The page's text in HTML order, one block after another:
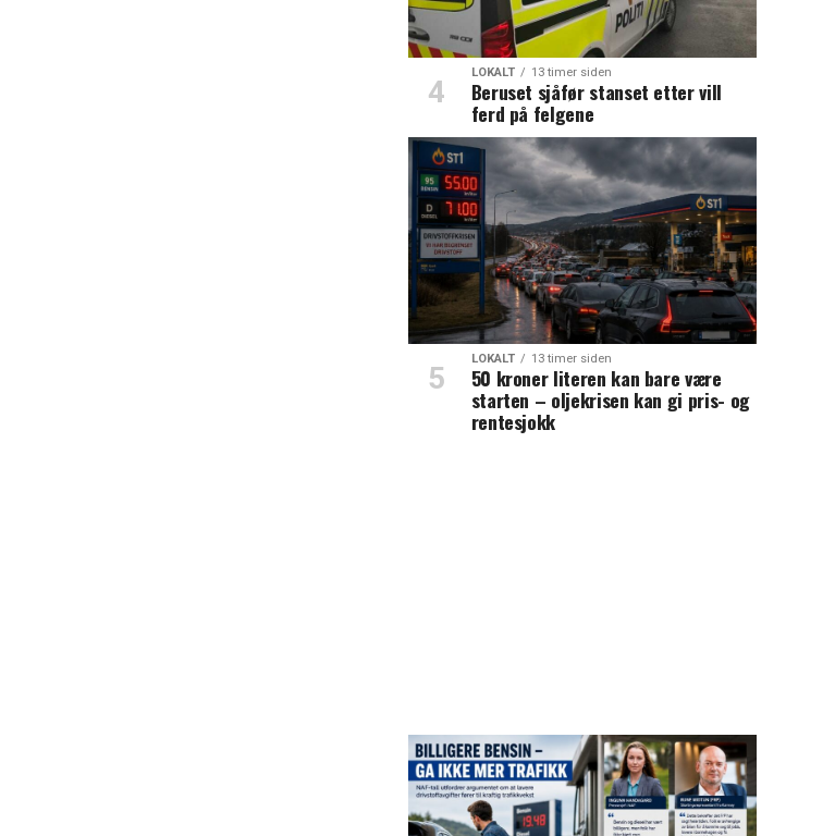
LOKALT 13 timer siden
Beruset sjåfør stanset etter vill
ferd på felgene
LOKALT 13 timer siden
50 kroner literen kan bare være
starten – oljekrisen kan gi pris- og
rentesjokk